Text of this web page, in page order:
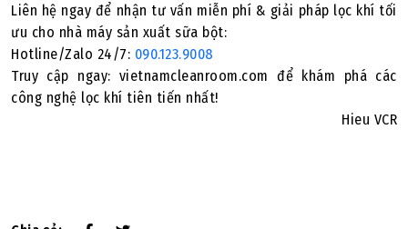
Liên hệ ngay để nhận tư vấn miễn phí & giải pháp lọc khí tối
ưu cho nhà máy sản xuất sữa bột:
Hotline/Zalo 24/7: 090.123.9008
Truy cập ngay: vietnamcleanroom.com để khám phá các
công nghệ lọc khí tiên tiến nhất!
Hieu VCR